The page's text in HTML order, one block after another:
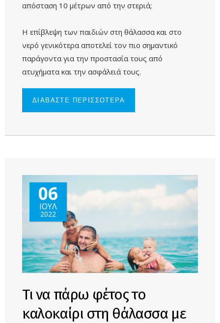
απόσταση 10 μέτρων από την στεριά;
Η επίβλεψη των παιδιών στη θάλασσα και στο
νερό γενικότερα αποτελεί τον πιο σημαντικό
παράγοντα για την προστασία τους από
ατυχήματα και την ασφάλειά τους.
ΔΙΑΒΑΣΤΕ ΠΕΡΙΣΣΟΤΕΡΑ
ΣΤΟ
06
ΙΟΥΛ
2022
Τι να πάρω φέτος το
καλοκαίρι στη θάλασσα με